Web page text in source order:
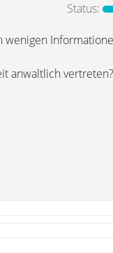
Status:
anwaltlich